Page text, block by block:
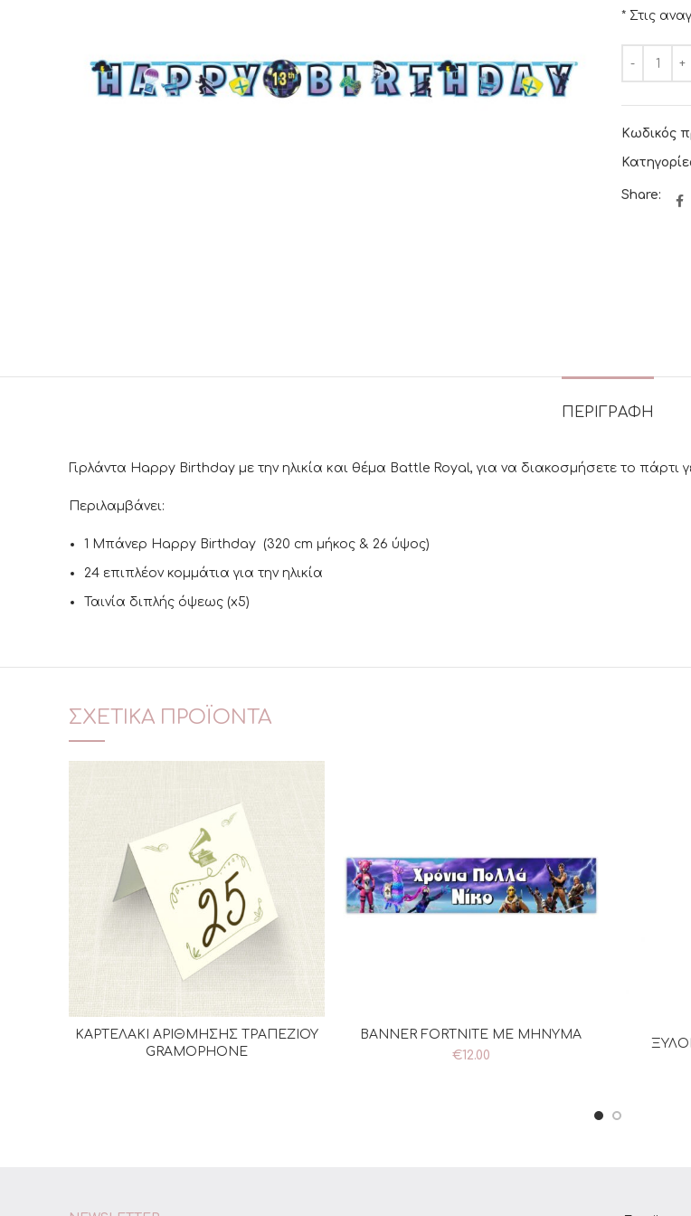
* Στις
Κωδικός
Share:
ΠΕΡΙΓΡΑΦΉ
Γιρλάντα Happy Birthday με την ηλικία και θέμα Battle Royal, για να διακοσμήσετε το πάρτι
Περιλαμβάνει:
1 Μπάνερ Happy Birthday (320 cm μήκος & 26 ύψος)
24 επιπλέον κομμάτια για την ηλικία
Ταινία διπλής όψεως (x5)
ΣΧΕΤΙΚΆ ΠΡΟΪΌΝΤΑ
ΔΙΑΒΆΣΤΕ ΠΕΡΙΣΣΌΤΕΡΑ
ΚΑΡΤΕΛΑΚΙ ΑΡΙΘΜΗΣΗΣ ΤΡΑΠΕΖΙΟΥ
GRAMOPHONE
ΠΡΟΣΘΉΚΗ ΣΤΟ ΚΑΛΆΘΙ
BANNER FORTNITE ΜΕ ΜΗΝΥΜΑ
€12.00